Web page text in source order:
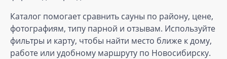
Каталог помогает сравнить сауны по району, цене,
фотографиям, типу парной и отзывам. Используйте
фильтры и карту, чтобы найти место ближе к дому,
работе или удобному маршруту по Новосибирску.